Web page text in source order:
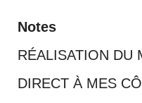
Notes
RÉALISATION DU
DIRECT À MES